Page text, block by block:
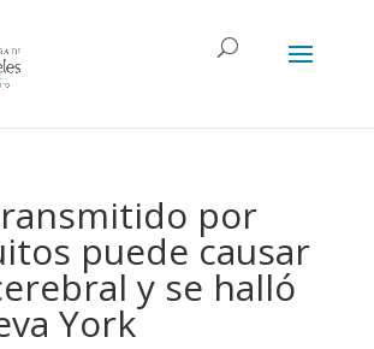
por
puede causar
y se halló
York